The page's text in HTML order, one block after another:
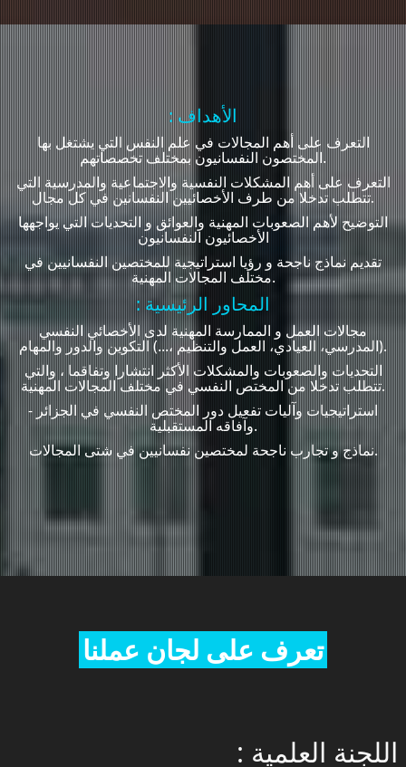
: الأهداف
التعرف على أهم المجالات في علم النفس التي يشتغل بها
المختصون النفسانيون بمختلف تخصصاتهم.
التعرف على أهم المشكلات النفسية والاجتماعية والمدرسية التي
تتطلب تدخلا من طرف الأخصائيين النفسانين في كل مجال.
التوضيح لأهم الصعوبات المهنية والعوائق و التحديات التي يواجهها
الأخصائيون النفسانيون
تقديم نماذج ناجحة و رؤيا استراتيجية للمختصين النفسانيين في
مختلف المجالات المهنية.
: المحاور الرئيسية
مجالات العمل و الممارسة المهنية لدى الأخصائي النفسي
(المدرسي، العيادي، العمل والتنظيم ،...) التكوين والدور والمهام.
التحديات والصعوبات والمشكلات الأكثر انتشارا وتفاقما ، والتي
تتطلب تدخلا من المختص النفسي في مختلف المجالات المهنية.
- استراتيجيات وآليات تفعيل دور المختص النفسي في الجزائر
وآفاقه المستقبلية.
نماذج و تجارب ناجحة لمختصين نفسانيين في شتى المجالات.
تعرف على لجان عملنا
: اللجنة العلمية